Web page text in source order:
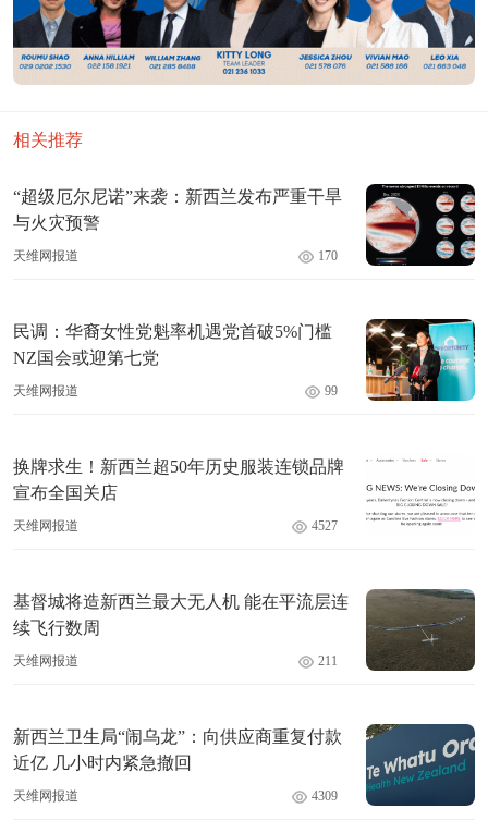
相关推荐
“超级厄尔尼诺”来袭：新西兰发布严重干旱
与火灾预警
天维网报道 170
民调：华裔女性党魁率机遇党首破5%门槛
NZ国会或迎第七党
天维网报道 99
换牌求生！新西兰超50年历史服装连锁品牌
宣布全国关店
天维网报道 4527
基督城将造新西兰最大无人机 能在平流层连
续飞行数周
天维网报道 211
新西兰卫生局“闹乌龙”：向供应商重复付款
近亿 几小时内紧急撤回
天维网报道 4309